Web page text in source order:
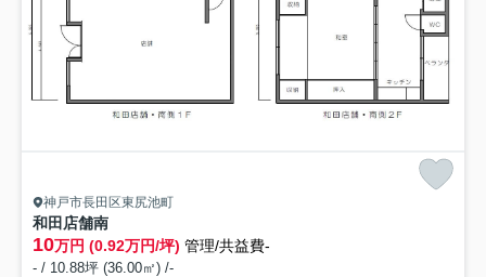
神戸市長田区東尻池町
和田店舗南
10万円 (0.92万円/坪) 管理/共益費-
- / 10.88坪 (36.00㎡) /-